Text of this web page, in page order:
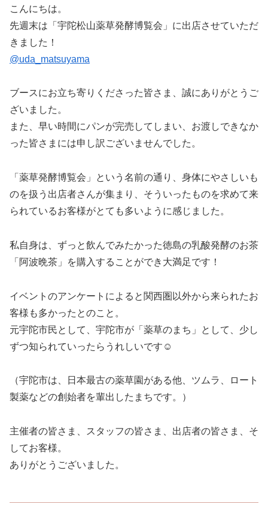
こんにちは。
先週末は「宇陀松山薬草発酵博覧会」に出店させていただ
きました！
@uda_matsuyama
ブースにお立ち寄りくださった皆さま、誠にありがとうご
ざいました。
また、早い時間にパンが完売してしまい、お渡しできなか
った皆さまには申し訳ございませんでした。
「薬草発酵博覧会」という名前の通り、身体にやさしいも
のを扱う出店者さんが集まり、そういったものを求めて来
られているお客様がとても多いように感じました。
私自身は、ずっと飲んでみたかった徳島の乳酸発酵のお茶
「阿波晩茶」を購入することができ大満足です！
イベントのアンケートによると関西圏以外から来られたお
客様も多かったとのこと。
元宇陀市民として、宇陀市が「薬草のまち」として、少し
ずつ知られていったらうれしいです☺️
（宇陀市は、日本最古の薬草園がある他、ツムラ、ロート
製薬などの創始者を輩出したまちです。）
主催者の皆さま、スタッフの皆さま、出店者の皆さま、そ
してお客様。
ありがとうございました。